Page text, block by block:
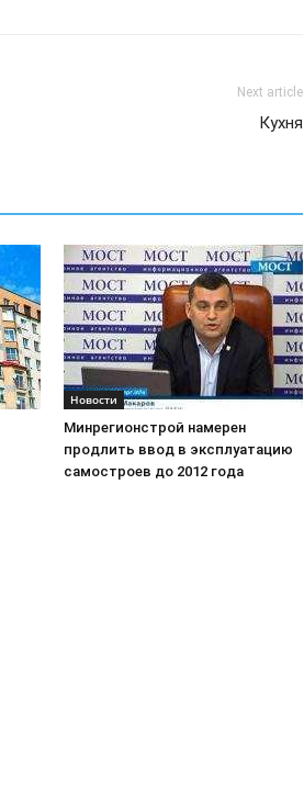
Next article
Кухня
Новости
Минрегионстрой намерен
продлить ввод в эксплуатацию
самостроев до 2012 года